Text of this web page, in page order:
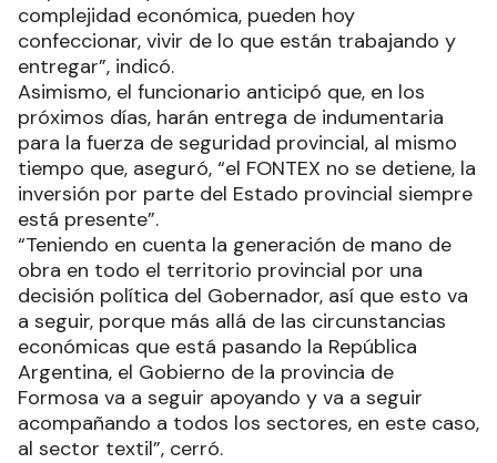
complejidad económica, pueden hoy
confeccionar, vivir de lo que están trabajando y
entregar”, indicó.
Asimismo, el funcionario anticipó que, en los
próximos días, harán entrega de indumentaria
para la fuerza de seguridad provincial, al mismo
tiempo que, aseguró, “el FONTEX no se detiene, la
inversión por parte del Estado provincial siempre
está presente”.
“Teniendo en cuenta la generación de mano de
obra en todo el territorio provincial por una
decisión política del Gobernador, así que esto va
a seguir, porque más allá de las circunstancias
económicas que está pasando la República
Argentina, el Gobierno de la provincia de
Formosa va a seguir apoyando y va a seguir
acompañando a todos los sectores, en este caso,
al sector textil”, cerró.